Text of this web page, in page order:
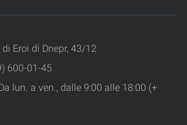
Eroi di Dnepr, 43/12
600-01-45
lun. a ven., dalle 9:00 alle 18:00 (+